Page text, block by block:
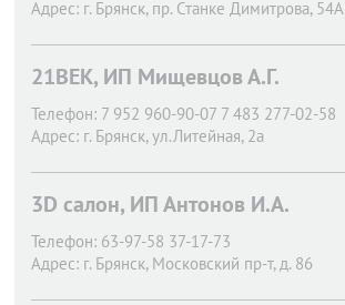
Адрес: г. Брянск, пр. Станке Димитрова, 54А
21ВЕК, ИП Мищевцов А.Г.
Телефон: 7 952 960-90-07 7 483 277-02-58
Адрес: г. Брянск, ул.Литейная, 2а
3D салон, ИП Антонов И.А.
Телефон: 63-97-58 37-17-73
Адрес: г. Брянск, Московский пр-т, д. 86